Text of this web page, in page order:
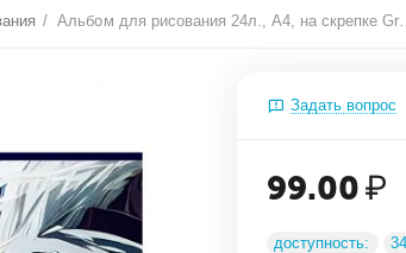
/ Альбом для рисования
Задать вопрос
99.00₽
доступность: